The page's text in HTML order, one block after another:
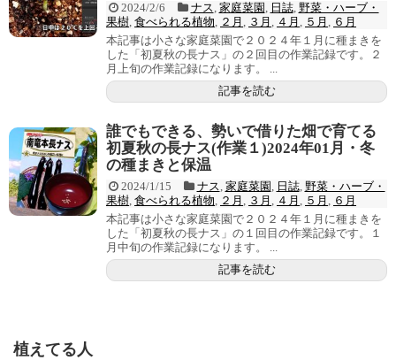
2024/2/6 ナス, 家庭菜園 , 日誌, 野菜・ハーブ・
果樹, 食べられる植物, ２月 , ３月 , ４月 , ５月 , ６月
本記事は小さな家庭菜園で２０２４年１月に種まきを
した「初夏秋の長ナス」の２回目の作業記録です。２
月上旬の作業記録になります。 ...
記事を読む
誰でもできる、勢いで借りた畑で育てる
初夏秋の長ナス(作業１)2024年01月・冬
の種まきと保温
2024/1/15 ナス, 家庭菜園 , 日誌, 野菜・ハーブ・
果樹, 食べられる植物, ２月 , ３月 , ４月 , ５月 , ６月
本記事は小さな家庭菜園で２０２４年１月に種まきを
した「初夏秋の長ナス」の１回目の作業記録です。１
月中旬の作業記録になります。 ...
記事を読む
植えてる人